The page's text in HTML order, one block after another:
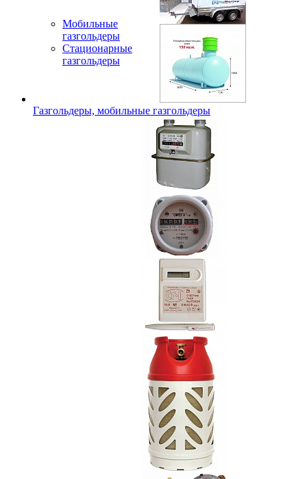
Мобильные
газгольдеры
Стационарные
газгольдеры
Газгольдеры, мобильные газгольдеры